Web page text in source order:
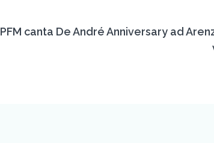
PFM canta De André Anniversary ad